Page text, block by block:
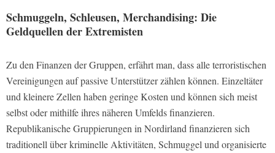
Schmuggeln, Schleusen, Merchandising: Die
Geldquellen der Extremisten
Zu den Finanzen der Gruppen, erfährt man, dass alle terroristischen
Vereinigungen auf passive Unterstützer zählen können. Einzeltäter
und kleinere Zellen haben geringe Kosten und können sich meist
selbst oder mithilfe ihres näheren Umfelds finanzieren.
Republikanische Gruppierungen in Nordirland finanzieren sich
traditionell über kriminelle Aktivitäten, Schmuggel und organisierte